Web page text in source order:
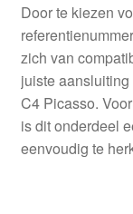
Door te kiezen
zich van
juiste
C4 Picasso.
is dit onderdeel
eenvoudig te